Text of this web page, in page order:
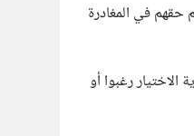
حقهم في المغادرة
رغبوا أو